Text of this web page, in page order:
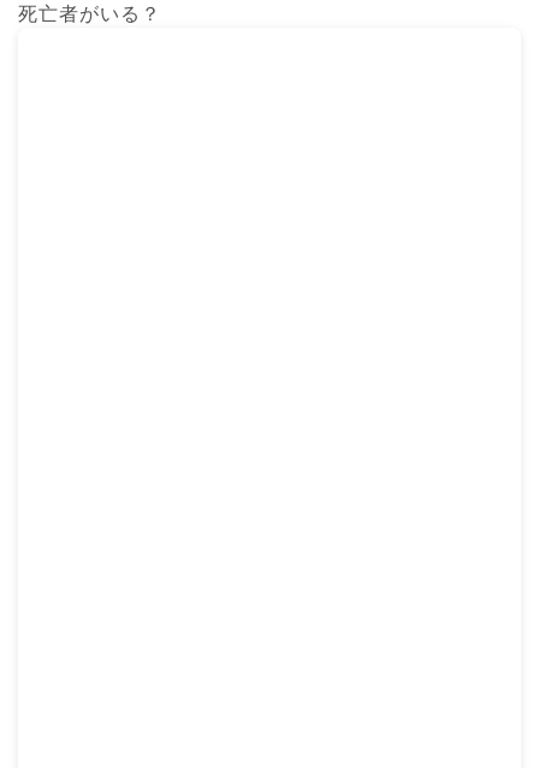
死亡者がいる？